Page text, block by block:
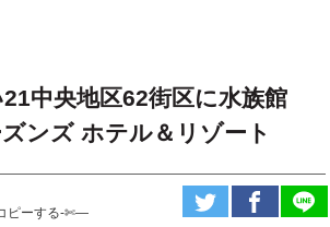
中央地区62街区に水族館
ンズ ホテル＆リゾート
ピーする-✄—